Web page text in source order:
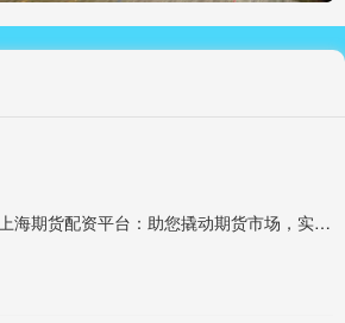
上海期货配资平台：助您撬动期货市场，实现财富增值